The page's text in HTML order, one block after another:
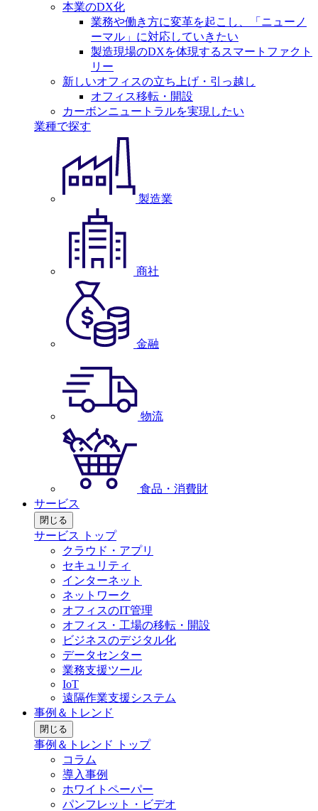
本業のDX化
業務や働き方に変革を起こし、「ニューノ
ーマル」に対応していきたい
製造現場のDXを体現するスマートファクト
リー
新しいオフィスの立ち上げ・引っ越し
オフィス移転・開設
カーボンニュートラルを実現したい
業種で探す
製造業
商社
金融
物流
食品・消費財
サービス
閉じる
サービス トップ
クラウド・アプリ
セキュリティ
インターネット
ネットワーク
オフィスのIT管理
オフィス・工場の移転・開設
ビジネスのデジタル化
データセンター
業務支援ツール
IoT
遠隔作業支援システム
事例＆トレンド
閉じる
事例＆トレンド トップ
コラム
導入事例
ホワイトペーパー
パンフレット・ビデオ